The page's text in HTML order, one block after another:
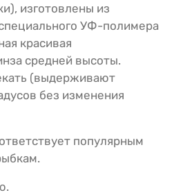
изготовлены из
УФ-полимера
красивая
средней высоты.
(выдерживают
без изменения
популярным